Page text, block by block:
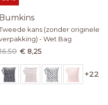
Bumkins
kans (zonder originele
- Wet Bag
€ 8,25
+22